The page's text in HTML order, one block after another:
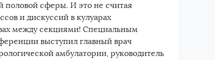
половой сферы. И это не считая
и дискуссий в кулуарах
между секциями! Специальным
выступил главный врач
амбулатории, руководитель